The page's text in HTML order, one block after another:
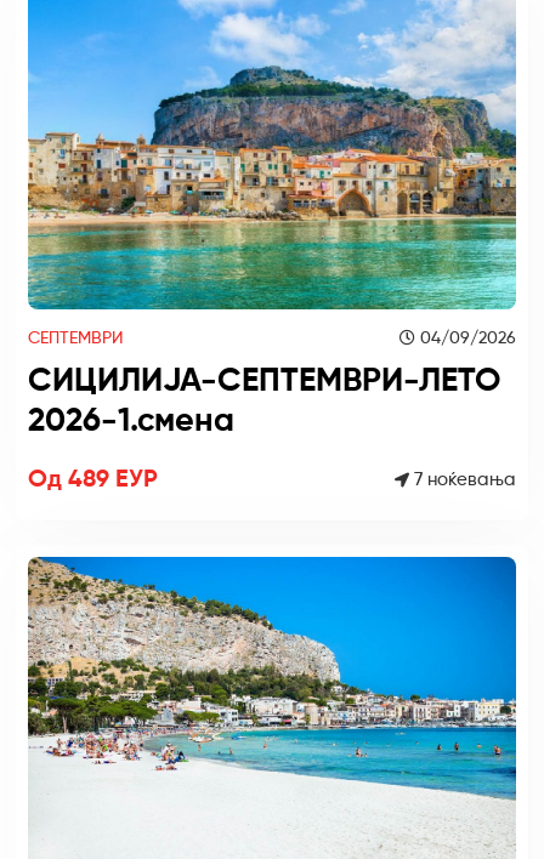
СЕПТЕМВРИ 04/09/2026
СИЦИЛИЈА-СЕПТЕМВРИ-ЛЕТО
2026-1.смена
Од 489 ЕУР 7 ноќевања